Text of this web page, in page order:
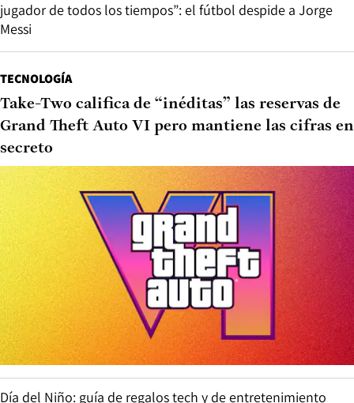
jugador de todos los tiempos”: el fútbol despide a Jorge
Messi
TECNOLOGÍA
Take-Two califica de “inéditas” las reservas de
Grand Theft Auto VI pero mantiene las cifras en
secreto
Día del Niño: guía de regalos tech y de entretenimiento